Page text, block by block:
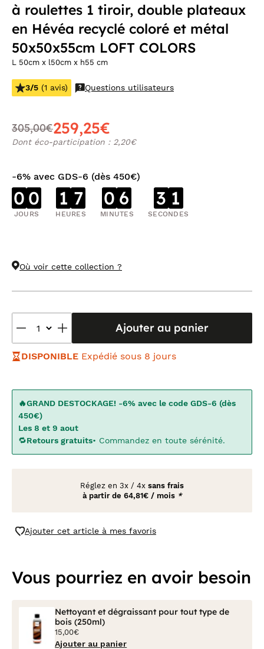
à roulettes 1 tiroir, double plateaux
en Hévéa recyclé coloré et métal
50x50x55cm LOFT COLORS
L 50cm x l50cm x h55 cm
3/5 (1 avis) Questions utilisateurs
305,00€259,25€
Dont éco-participation : 2,20€
-6% avec GDS-6 (dès 450€)
0 0
JOURS
1 7
HEURES
0 6
MINUTES
3 1
SECONDES
Où voir cette collection ?
Ajouter au panier
DISPONIBLE Expédié sous 8 jours
🔥GRAND DESTOCKAGE! -6% avec le code GDS-6 (dès
450€)
Les 8 et 9 aout
🔁Retours gratuits• Commandez en toute sérénité.
Réglez en 3x / 4x sans frais
à partir de 64,81€ / mois *
Ajouter cet article à mes favoris
Vous pourriez en avoir besoin
Nettoyant et dégraissant pour tout type de
bois (250ml)
15,00€
Ajouter au panier